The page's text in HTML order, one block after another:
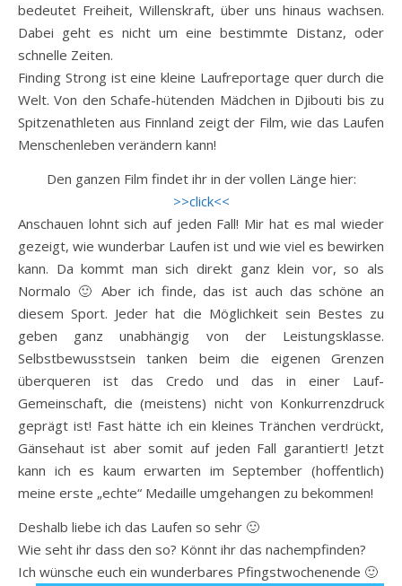
bedeutet Freiheit, Willenskraft, über uns hinaus wachsen.
Dabei geht es nicht um eine bestimmte Distanz, oder
schnelle Zeiten.
Finding Strong ist eine kleine Laufreportage quer durch die
Welt. Von den Schafe-hütenden Mädchen in Djibouti bis zu
Spitzenathleten aus Finnland zeigt der Film, wie das Laufen
Menschenleben verändern kann!
Den ganzen Film findet ihr in der vollen Länge hier:
>>click<<
Anschauen lohnt sich auf jeden Fall! Mir hat es mal wieder
gezeigt, wie wunderbar Laufen ist und wie viel es bewirken
kann. Da kommt man sich direkt ganz klein vor, so als
Normalo 🙂 Aber ich finde, das ist auch das schöne an
diesem Sport. Jeder hat die Möglichkeit sein Bestes zu
geben ganz unabhängig von der Leistungsklasse.
Selbstbewusstsein tanken beim die eigenen Grenzen
überqueren ist das Credo und das in einer Lauf-
Gemeinschaft, die (meistens) nicht von Konkurrenzdruck
geprägt ist! Fast hätte ich ein kleines Tränchen verdrückt,
Gänsehaut ist aber somit auf jeden Fall garantiert! Jetzt
kann ich es kaum erwarten im September (hoffentlich)
meine erste „echte“ Medaille umgehangen zu bekommen!
Deshalb liebe ich das Laufen so sehr 🙂
Wie seht ihr dass den so? Könnt ihr das nachempfinden?
Ich wünsche euch ein wunderbares Pfingstwochenende 🙂